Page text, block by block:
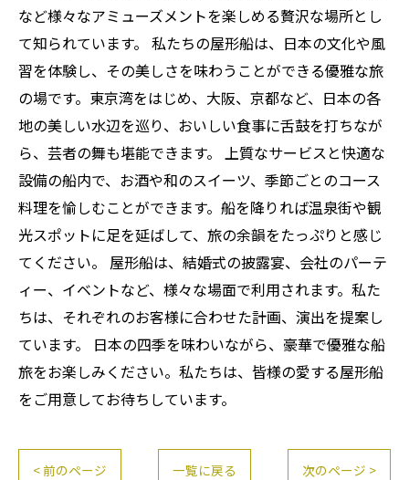
など様々なアミューズメントを楽しめる贅沢な場所とし
て知られています。 私たちの屋形船は、日本の文化や風
習を体験し、その美しさを味わうことができる優雅な旅
の場です。東京湾をはじめ、大阪、京都など、日本の各
地の美しい水辺を巡り、おいしい食事に舌鼓を打ちなが
ら、芸者の舞も堪能できます。 上質なサービスと快適な
設備の船内で、お酒や和のスイーツ、季節ごとのコース
料理を愉しむことができます。船を降りれば温泉街や観
光スポットに足を延ばして、旅の余韻をたっぷりと感じ
てください。 屋形船は、結婚式の披露宴、会社のパーテ
ィー、イベントなど、様々な場面で利用されます。私た
ちは、それぞれのお客様に合わせた計画、演出を提案し
ています。 日本の四季を味わいながら、豪華で優雅な船
旅をお楽しみください。私たちは、皆様の愛する屋形船
をご用意してお待ちしています。
< 前のページ 一覧に戻る 次のページ >